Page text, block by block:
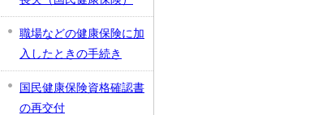
職場などの健康保険に加
入したときの手続き
国民健康保険資格確認書
の再交付